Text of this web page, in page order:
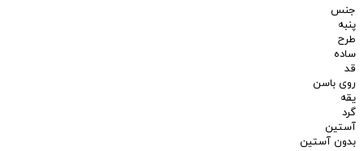
جنس
پنبه
طرح
ساده
قد
روی باسن
یقه
گرد
آستین
بدون آستین